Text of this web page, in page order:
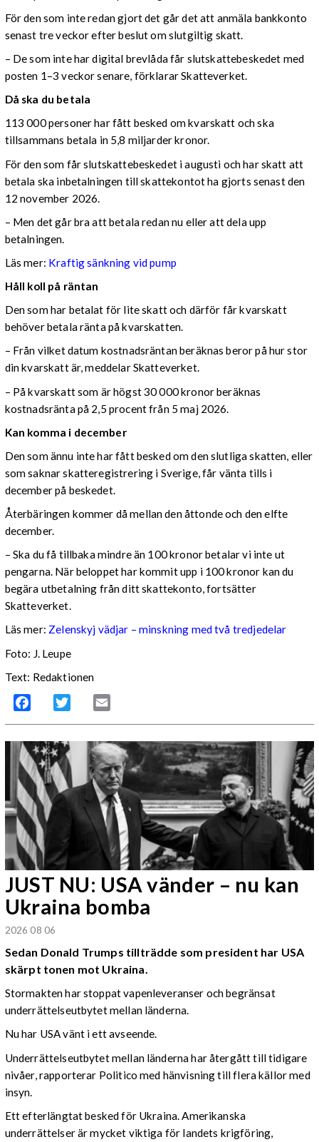
För den som inte redan gjort det går det att anmäla bankkonto
senast tre veckor efter beslut om slutgiltig skatt.
– De som inte har digital brevlåda får slutskattebeskedet med
posten 1–3 veckor senare, förklarar Skatteverket.
Då ska du betala
113 000 personer har fått besked om kvarskatt och ska
tillsammans betala in 5,8 miljarder kronor.
För den som får slutskattebeskedet i augusti och har skatt att
betala ska inbetalningen till skattekontot ha gjorts senast den
12 november 2026.
– Men det går bra att betala redan nu eller att dela upp
betalningen.
Läs mer: Kraftig sänkning vid pump
Håll koll på räntan
Den som har betalat för lite skatt och därför får kvarskatt
behöver betala ränta på kvarskatten.
– Från vilket datum kostnadsräntan beräknas beror på hur stor
din kvarskatt är, meddelar Skatteverket.
– På kvarskatt som är högst 30 000 kronor beräknas
kostnadsränta på 2,5 procent från 5 maj 2026.
Kan komma i december
Den som ännu inte har fått besked om den slutliga skatten, eller
som saknar skatteregistrering i Sverige, får vänta tills i
december på beskedet.
Återbäringen kommer då mellan den åttonde och den elfte
december.
– Ska du få tillbaka mindre än 100 kronor betalar vi inte ut
pengarna. När beloppet har kommit upp i 100 kronor kan du
begära utbetalning från ditt skattekonto, fortsätter
Skatteverket.
Läs mer: Zelenskyj vädjar – minskning med två tredjedelar
Foto: J. Leupe
Text: Redaktionen
Facebook Twitter
JUST NU: USA vänder – nu kan
Ukraina bomba
2026 08 06
Sedan Donald Trumps tillträdde som president har USA
skärpt tonen mot Ukraina.
Stormakten har stoppat vapenleveranser och begränsat
underrättelseutbytet mellan länderna.
Nu har USA vänt i ett avseende.
Underrättelseutbytet mellan länderna har återgått till tidigare
nivåer, rapporterar Politico med hänvisning till flera källor med
insyn.
Ett efterlängtat besked för Ukraina. Amerikanska
underrättelser är mycket viktiga för landets krigföring,